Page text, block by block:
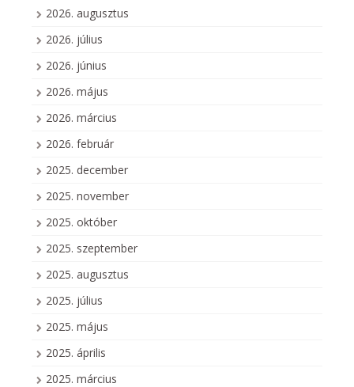
2026. augusztus
2026. július
2026. június
2026. május
2026. március
2026. február
2025. december
2025. november
2025. október
2025. szeptember
2025. augusztus
2025. július
2025. május
2025. április
2025. március